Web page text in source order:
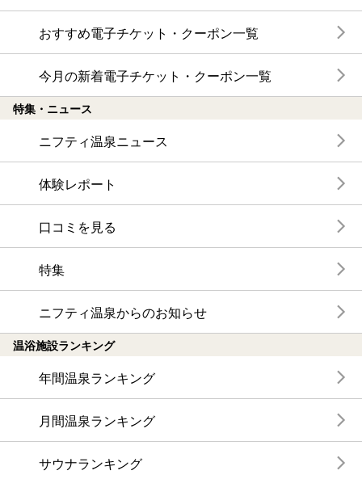
おすすめ電子チケット・クーポン一覧
今月の新着電子チケット・クーポン一覧
特集・ニュース
ニフティ温泉ニュース
体験レポート
口コミを見る
特集
ニフティ温泉からのお知らせ
温浴施設ランキング
年間温泉ランキング
月間温泉ランキング
サウナランキング